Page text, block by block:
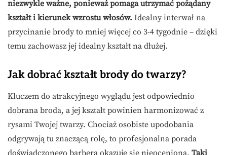
niezwykle ważne, ponieważ pomaga utrzymać pożądany
kształt i kierunek wzrostu włosów. Idealny interwał na
przycinanie brody to mniej więcej co 3-4 tygodnie – dzięki
temu zachowasz jej idealny kształt na dłużej.
Jak dobrać kształt brody do twarzy?
Kluczem do atrakcyjnego wyglądu jest odpowiednio
dobrana broda, a jej kształt powinien harmonizować z
rysami Twojej twarzy. Chociaż osobiste upodobania
odgrywają tu znaczącą rolę, to profesjonalna porada